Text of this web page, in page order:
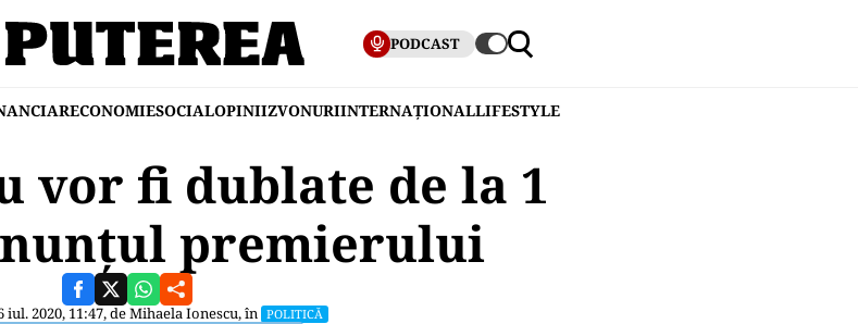
PODCAST
ECONOMIESOCIALOPINIIZVONURIINTERNAȚIONALLIFESTYLE
vor fi dublate de la 1
premierului
iul. 2020, 11:47, deMihaela Ionescu, în POLITICĂ